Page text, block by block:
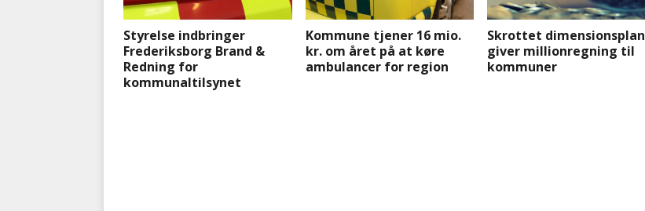
Styrelse indbringer
Frederiksborg Brand &
Redning for
kommunaltilsynet
Kommune tjener 16 mio.
kr. om året på at køre
ambulancer for region
Skrottet dimensionsplan
giver millionregning til
kommuner